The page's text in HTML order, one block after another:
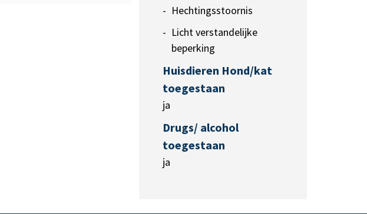
Hechtingsstoornis
Licht verstandelijke
beperking
Huisdieren Hond/kat
toegestaan
ja
Drugs/ alcohol
toegestaan
ja